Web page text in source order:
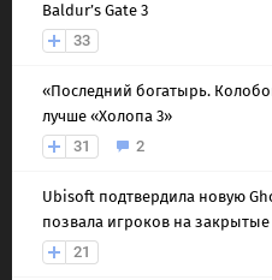
Baldur’s Gate 3
33
«Последний богатырь.
лучше «Холопа 3»
31
2
Ubisoft подтвердила новую
позвала игроков на закрытые
21